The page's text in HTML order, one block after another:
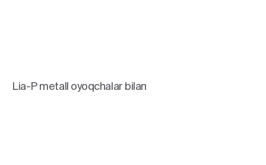
Lia-P metall oyoqchalar bilan